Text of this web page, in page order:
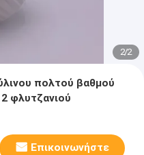
2/2
πολτού βαθμού
φλυτζανιού
Επικοινωνήστε